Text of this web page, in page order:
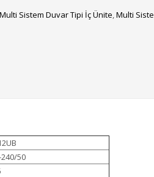
Multi Sistem Duvar Tipi İç Ünite,Multi
50